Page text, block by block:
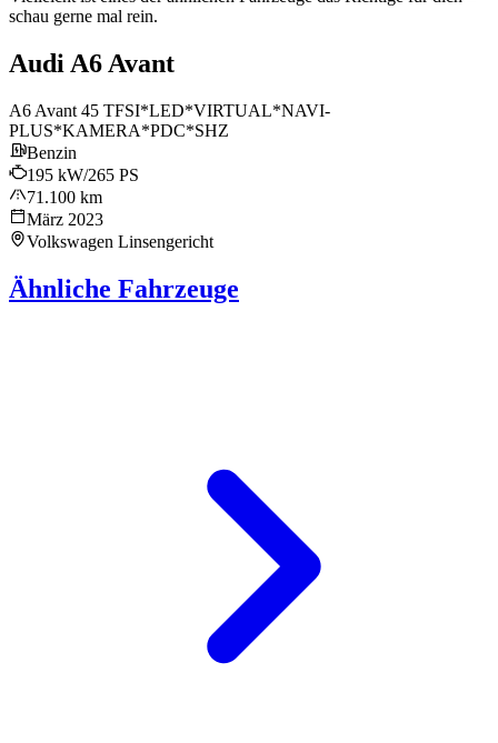
schau gerne mal rein.
Audi A6 Avant
A6 Avant 45 TFSI*LED*VIRTUAL*NAVI-
PLUS*KAMERA*PDC*SHZ
Benzin
195 kW/265 PS
71.100 km
März 2023
Volkswagen Linsengericht
Ähnliche Fahrzeuge